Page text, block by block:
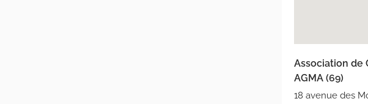
Association de
AGMA (69)
18 avenue des